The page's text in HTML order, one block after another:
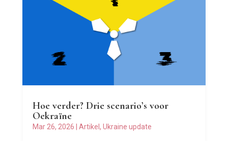
Hoe verder? Drie scenario’s voor
Oekraïne
Mar 26, 2026 Artikel , Ukraine update